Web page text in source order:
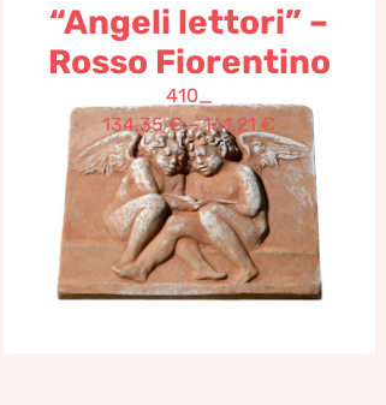
“Angeli lettori” –
Rosso Fiorentino
410_
134,35€–161,21€